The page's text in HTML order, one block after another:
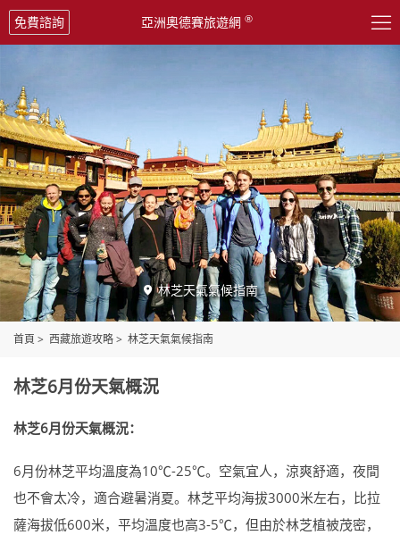

免費諮詢 亞洲奧德賽旅遊網 ®
 林芝天氣氣候指南
首頁 > 西藏旅遊攻略> 林芝天氣氣候指南
林芝6月份天氣概況
林芝6月份天氣概況：
6月份林芝平均溫度為10℃-25℃。空氣宜人，涼爽舒適，夜間
也不會太冷，適合避暑消夏。林芝平均海拔3000米左右，比拉
薩海拔低600米，平均溫度也高3-5℃，但由於林芝植被茂密，